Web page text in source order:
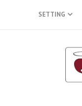
SETTING